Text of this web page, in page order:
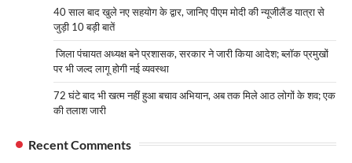
40 साल बाद खुले नए सहयोग के द्वार, जानिए पीएम मोदी की न्यूजीलैंड यात्रा से
जुड़ी 10 बड़ी बातें
जिला पंचायत अध्यक्ष बने प्रशासक, सरकार ने जारी किया आदेश; ब्लॉक प्रमुखों
पर भी जल्द लागू होगी नई व्यवस्था
72 घंटे बाद भी खत्म नहीं हुआ बचाव अभियान, अब तक मिले आठ लोगों के शव; एक
की तलाश जारी
Recent Comments